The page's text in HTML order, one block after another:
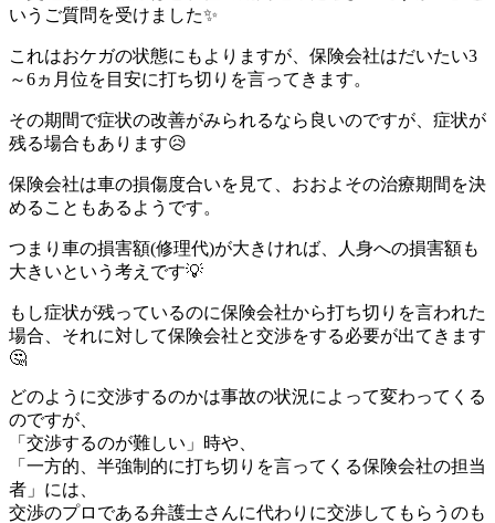
いうご質問を受けました✨
これはおケガの状態にもよりますが、保険会社はだいたい3
～6ヵ月位を目安に打ち切りを言ってきます。
その期間で症状の改善がみられるなら良いのですが、症状が
残る場合もあります😥
保険会社は車の損傷度合いを見て、おおよその治療期間を決
めることもあるようです。
つまり車の損害額(修理代)が大きければ、人身への損害額も
大きいという考えです💡
もし症状が残っているのに保険会社から打ち切りを言われた
場合、それに対して保険会社と交渉をする必要が出てきます
🤔
どのように交渉するのかは事故の状況によって変わってくる
のですが、
「交渉するのが難しい」時や、
「一方的、半強制的に打ち切りを言ってくる保険会社の担当
者」には、
交渉のプロである弁護士さんに代わりに交渉してもらうのも